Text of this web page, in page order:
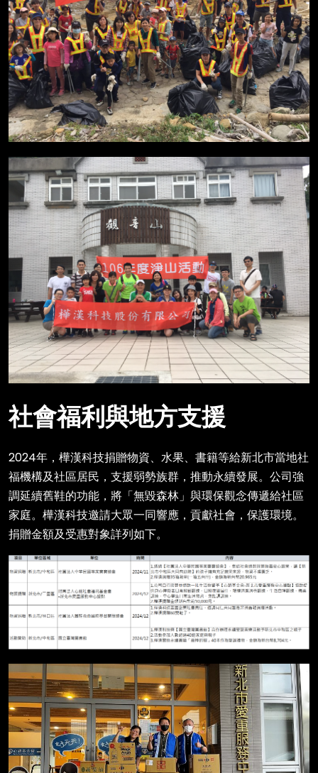
社會福利與地方支援
2024年，樺漢科技捐贈物資、水果、書籍等給新北市當地社
福機構及社區居民，支援弱勢族群，推動永續發展。公司強
調延續舊鞋的功能，將「無毀森林」與環保觀念傳遞給社區
家庭。樺漢科技邀請大眾一同響應，貢獻社會，保護環境。
捐贈金額及受惠對象詳列如下。